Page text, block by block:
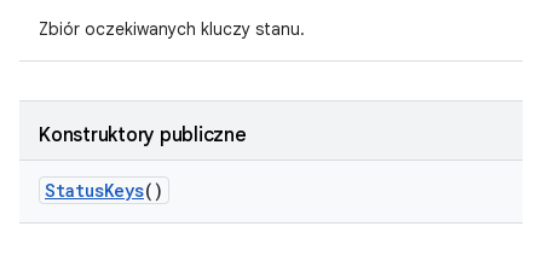
Zbiór oczekiwanych kluczy stanu.
Konstruktory publiczne
StatusKeys()